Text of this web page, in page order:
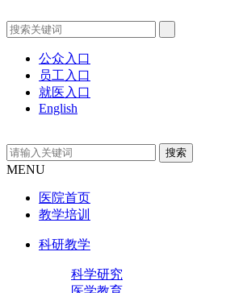
公众入口
员工入口
就医入口
English
MENU
医院首页
教学培训
科研教学
科学研究